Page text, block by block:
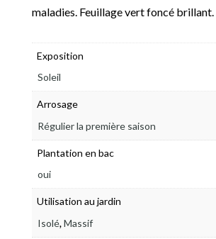
maladies. Feuillage vert foncé brillant.
Exposition
Soleil
Arrosage
Régulier la première saison
Plantation en bac
oui
Utilisation au jardin
Isolé, Massif